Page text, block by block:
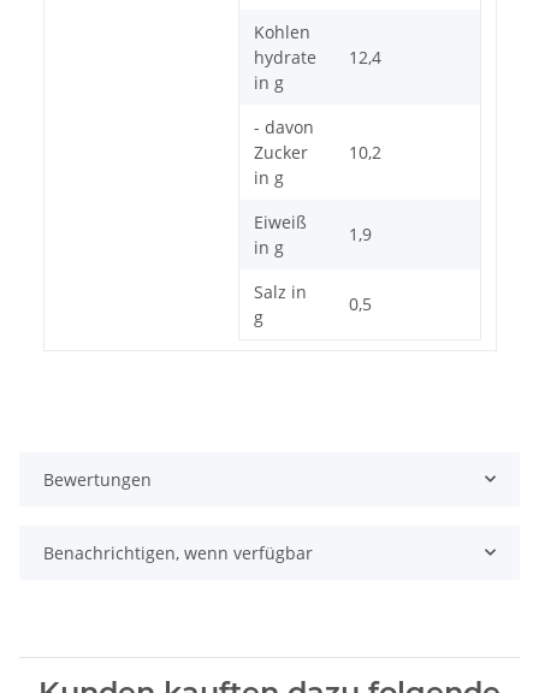
Kohlen
hydrate
in g
12,4
- davon
Zucker
in g
10,2
Eiweiß
in g
1,9
Salz in
g
0,5
Bewertungen
Benachrichtigen, wenn verfügbar